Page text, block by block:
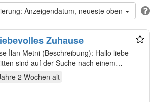
Anzeigendatum, neueste oben
ein liebevolles Zuhause
sind auf der Suche nach einem
2 Wochen alt